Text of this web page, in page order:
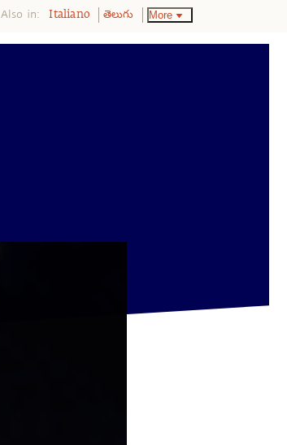
Also in: Italiano తెలుగు More